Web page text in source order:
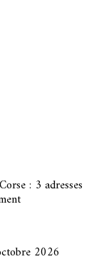
: 3 adresses
2026